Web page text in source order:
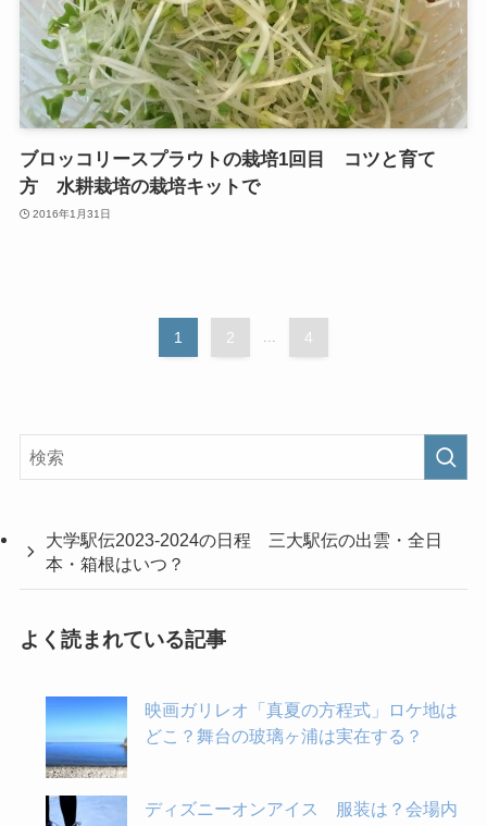
ブロッコリースプラウトの栽培1回目 コツと育て
方 水耕栽培の栽培キットで
2016年1月31日
1 2 ... 4
大学駅伝2023-2024の日程 三大駅伝の出雲・全日
本・箱根はいつ？
よく読まれている記事
映画ガリレオ「真夏の方程式」ロケ地は
どこ？舞台の玻璃ヶ浦は実在する？
ディズニーオンアイス 服装は？会場内